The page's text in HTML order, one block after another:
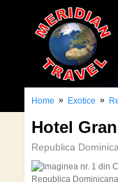
Home » Exotice »
Hotel
Republica